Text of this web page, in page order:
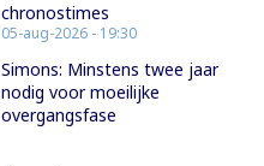
chronostimes
05-aug-2026 - 19:30
Simons: Minstens twee jaar
nodig voor moeilijke
overgangsfase